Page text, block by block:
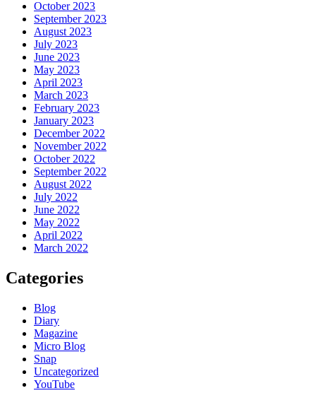
October 2023
September 2023
August 2023
July 2023
June 2023
May 2023
April 2023
March 2023
February 2023
January 2023
December 2022
November 2022
October 2022
September 2022
August 2022
July 2022
June 2022
May 2022
April 2022
March 2022
Categories
Blog
Diary
Magazine
Micro Blog
Snap
Uncategorized
YouTube